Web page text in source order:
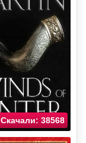
Скачали: 38568